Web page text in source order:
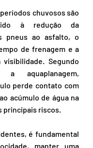
chuvosos são
à redução da
pneus ao asfalto, o
de frenagem e a
visibilidade. Segundo
a aquaplanagem,
perde contato com
acúmulo de água na
principais riscos.
é fundamental
manter uma